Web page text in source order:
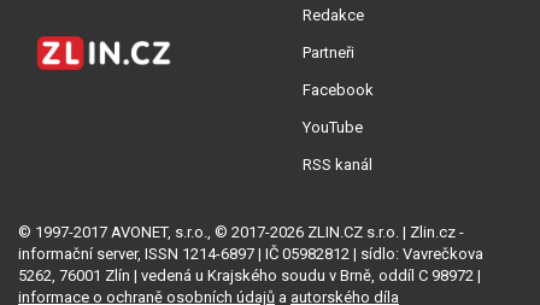
Redakce
Partneři
Facebook
YouTube
RSS kanál
© 1997-2017 AVONET, s.r.o., © 2017-2026 ZLIN.CZ s.r.o. | Zlin.cz -
informační server, ISSN 1214-6897 | IČ 05982812 | sídlo: Vavrečkova
5262, 76001 Zlín | vedená u Krajského soudu v Brně, oddíl C 98972 |
informace o ochraně osobních údajů a autorského díla